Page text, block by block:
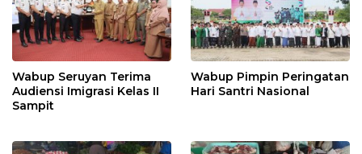
Wabup Seruyan Terima
Audiensi Imigrasi Kelas II
Sampit
Wabup Pimpin Peringatan
Hari Santri Nasional